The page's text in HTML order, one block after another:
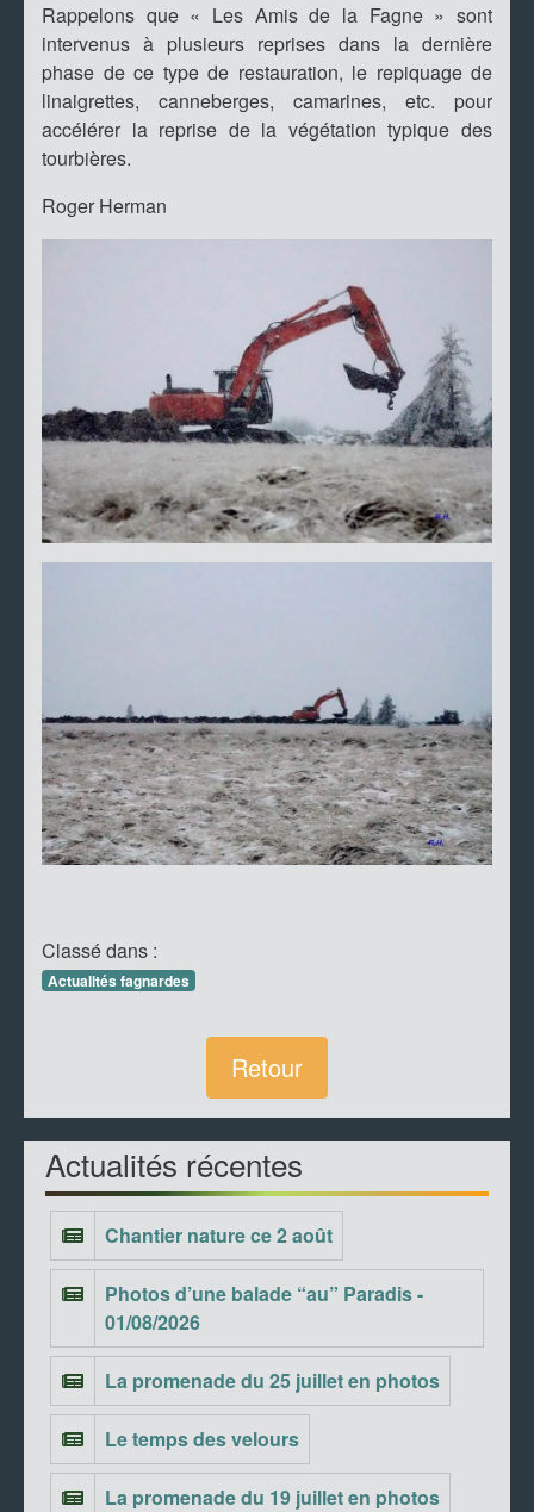
Rappelons que « Les Amis de la Fagne » sont
intervenus à plusieurs reprises dans la dernière
phase de ce type de restauration, le repiquage de
linaigrettes, canneberges, camarines, etc. pour
accélérer la reprise de la végétation typique des
tourbières.
Roger Herman
Classé dans :
Actualités fagnardes
Retour
Actualités récentes
Chantier nature ce 2 août
Photos d’une balade “au” Paradis -
01/08/2026
La promenade du 25 juillet en photos
Le temps des velours
La promenade du 19 juillet en photos